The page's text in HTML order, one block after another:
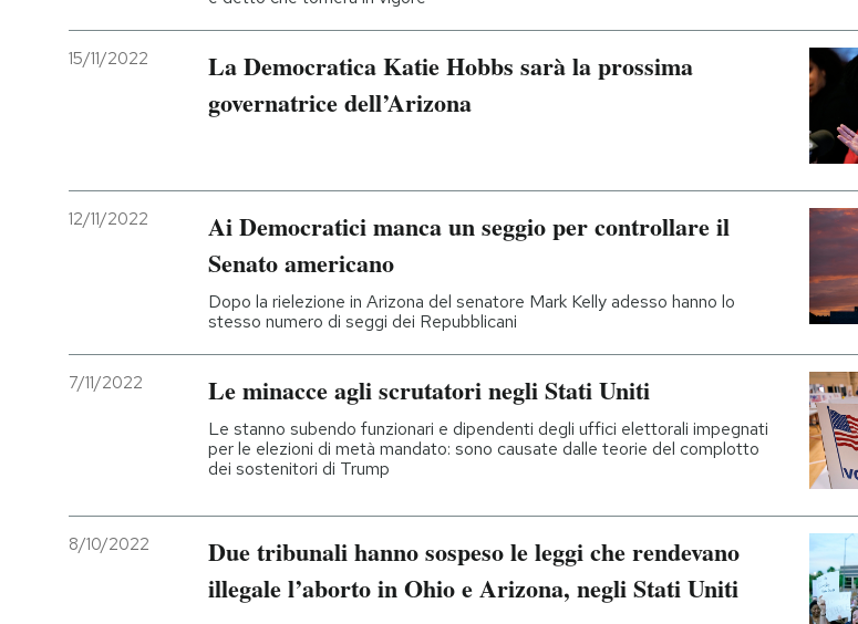
15/11/2022
La Democratica Katie Hobbs sarà la prossima
governatrice dell’Arizona
12/11/2022
Ai Democratici manca un seggio per controllare il
Senato americano
Dopo la rielezione in Arizona del senatore Mark Kelly adesso hanno lo
stesso numero di seggi dei Repubblicani
7/11/2022 Le minacce agli scrutatori negli Stati Uniti
Le stanno subendo funzionari e dipendenti degli uffici elettorali impegnati
per le elezioni di metà mandato: sono causate dalle teorie del complotto
dei sostenitori di Trump
8/10/2022
Due tribunali hanno sospeso le leggi che rendevano
illegale l’aborto in Ohio e Arizona, negli Stati Uniti